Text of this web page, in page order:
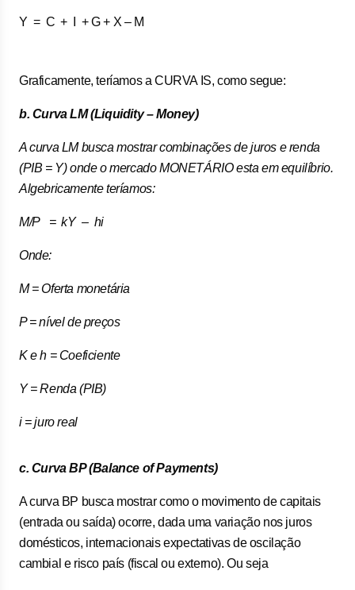
Y = C + I + G + X – M
Graficamente, teríamos a CURVA IS, como segue:
b. Curva LM (Liquidity – Money)
A curva LM busca mostrar combinações de juros e renda
(PIB = Y) onde o mercado MONETÁRIO esta em equilíbrio.
Algebricamente teríamos:
M/P = kY – hi
Onde:
M = Oferta monetária
P = nível de preços
K e h = Coeficiente
Y = Renda (PIB)
i = juro real
c. Curva BP (Balance of Payments)
A curva BP busca mostrar como o movimento de capitais
(entrada ou saída) ocorre, dada uma variação nos juros
domésticos, internacionais expectativas de oscilação
cambial e risco país (fiscal ou externo). Ou seja